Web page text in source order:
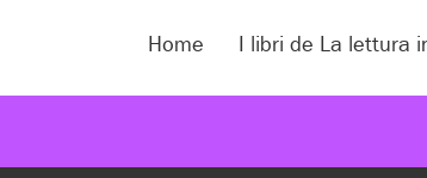
Home I libri de La lettura